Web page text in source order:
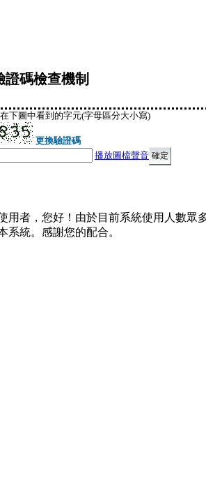
證碼檢查機制
下圖中看到的字元(字母區分大小寫)
更換驗證碼
播放圖檔聲音
用者，您好！由於目前系統使用人數眾
系統。感謝您的配合。